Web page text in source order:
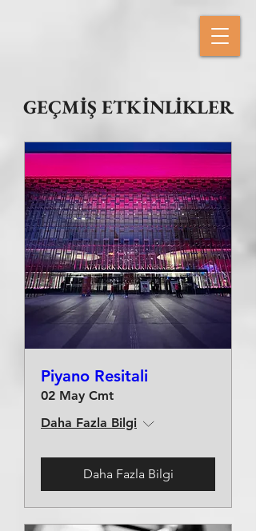
GEÇMİŞ ETKİNLİKLER
Piyano Resitali
02 May Cmt
Daha Fazla Bilgi
Daha Fazla Bilgi